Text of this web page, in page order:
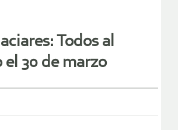
Todos al
el 30 de marzo